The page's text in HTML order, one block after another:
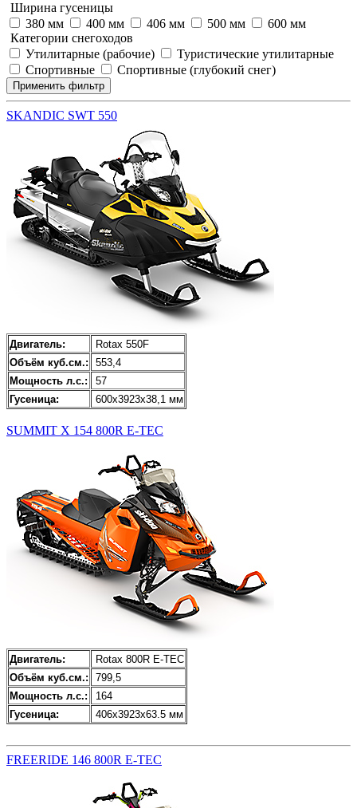
Ширина гусеницы
380 мм
400 мм 406 мм 500 мм
600 мм
Категории снегоходов
Утилитарные (рабочие)
Туристические утилитарные
Спортивные
Спортивные (глубокий снег)
SKANDIC SWT 550
Двигатель:
Rotax 550F
Объём куб.см.:
553,4
Мощность л.с.:
57
Гусеница:
600x3923x38,1 мм
SUMMIT X 154 800R E-TEC
Двигатель:
Rotax 800R E-TEC
Объём куб.см.:
799,5
Мощность л.с.:
164
Гусеница:
406x3923x63.5 мм
FREERIDE 146 800R E-TEC